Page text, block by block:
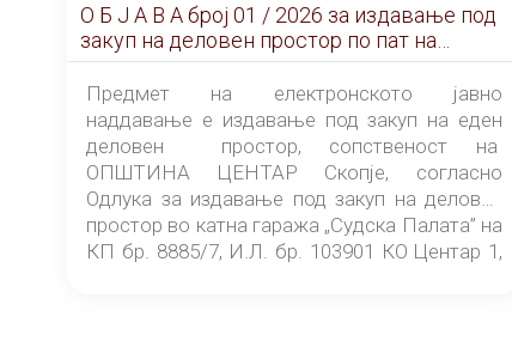
О Б Ј А В А брoj 01 / 2026 за издавање под
закуп на деловен простор по пат на
ЕЛЕКТРОНСКО ЈАВНО НАДДАВАЊЕ
Предмет на електронското јавно
наддавање е издавање под закуп на еден
деловен простор, сопственост на
ОПШТИНА ЦЕНТАР Скопје, согласно
Одлука за издавање под закуп на деловен
простор во катна гаража „Судска Палата” на
КП бр. 8885/7, И.Л. бр. 103901 КО Центар 1,